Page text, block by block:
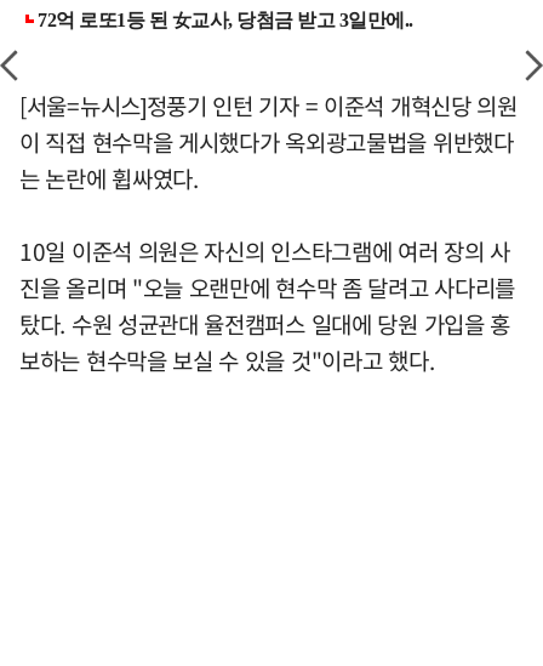
[서울=뉴시스]정풍기 인턴 기자 = 이준석 개혁신당 의원
이 직접 현수막을 게시했다가 옥외광고물법을 위반했다
는 논란에 휩싸였다.
10일 이준석 의원은 자신의 인스타그램에 여러 장의 사
진을 올리며 "오늘 오랜만에 현수막 좀 달려고 사다리를
탔다. 수원 성균관대 율전캠퍼스 일대에 당원 가입을 홍
보하는 현수막을 보실 수 있을 것"이라고 했다.